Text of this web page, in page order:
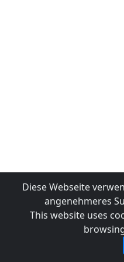
Diese Webseite
angenehmeres
This website uses